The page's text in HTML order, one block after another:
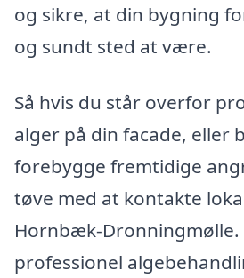
og sikre, at din bygning
og sundt sted at være.
Så hvis du står overfor
alger på din facade, eller
forebygge fremtidige
tøve med at kontakte
Hornbæk-Dronningmølle.
professionel